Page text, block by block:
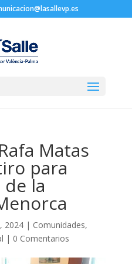
Matas
para
la
2024| Comunidades,
| 0 Comentarios